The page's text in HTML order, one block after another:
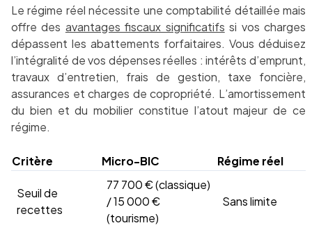
Le régime réel nécessite une comptabilité détaillée mais
offre des avantages fiscaux significatifs si vos charges
dépassent les abattements forfaitaires. Vous déduisez
l’intégralité de vos dépenses réelles : intérêts d’emprunt,
travaux d’entretien, frais de gestion, taxe foncière,
assurances et charges de copropriété. L’amortissement
du bien et du mobilier constitue l’atout majeur de ce
régime.
Critère Micro-BIC Régime réel
Seuil de
recettes
77 700 € (classique)
/ 15 000 €
(tourisme)
Sans limite